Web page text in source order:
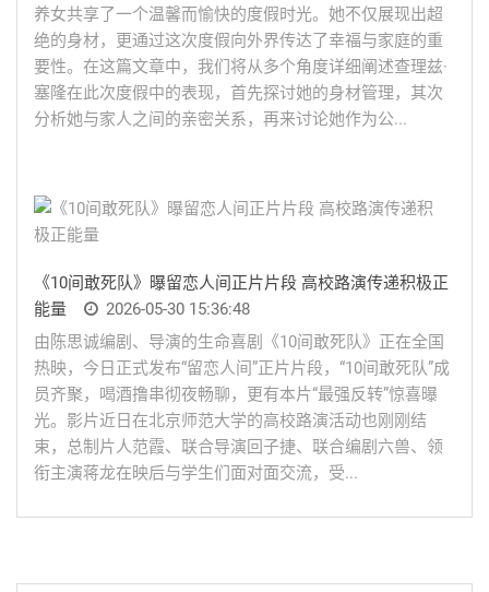
养女共享了一个温馨而愉快的度假时光。她不仅展现出超
绝的身材，更通过这次度假向外界传达了幸福与家庭的重
要性。在这篇文章中，我们将从多个角度详细阐述查理兹·
塞隆在此次度假中的表现，首先探讨她的身材管理，其次
分析她与家人之间的亲密关系，再来讨论她作为公...
《10间敢死队》曝留恋人间正片片段 高校路演传递积极正
能量
2026-05-30 15:36:48
由陈思诚编剧、导演的生命喜剧《10间敢死队》正在全国
热映，今日正式发布“留恋人间”正片片段，“10间敢死队”成
员齐聚，喝酒撸串彻夜畅聊，更有本片“最强反转”惊喜曝
光。影片近日在北京师范大学的高校路演活动也刚刚结
束，总制片人范霞、联合导演回子捷、联合编剧六兽、领
衔主演蒋龙在映后与学生们面对面交流，受...